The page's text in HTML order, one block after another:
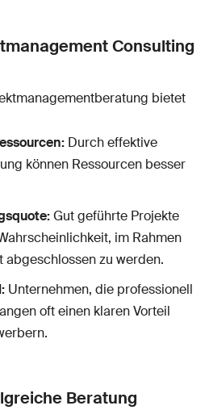
Consulting
bietet
Durch effektive
können Ressourcen besser
Gut geführte Projekte
im Rahmen
abgeschlossen zu werden.
Unternehmen, die professionell
oft einen klaren Vorteil
Beratung